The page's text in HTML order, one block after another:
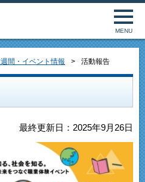
MENU
間・イベント情報 活動報告
最終更新日：2025年9月26日